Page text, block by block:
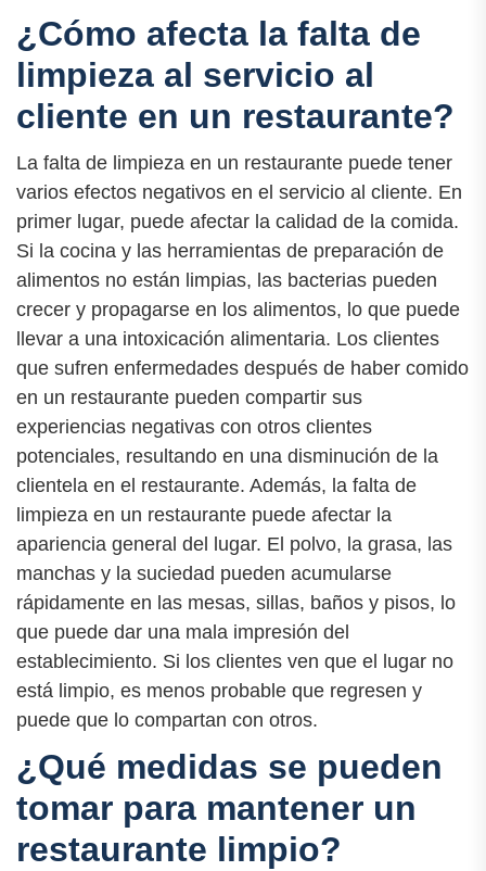
¿Cómo afecta la falta de
limpieza al servicio al
cliente en un restaurante?
La falta de limpieza en un restaurante puede tener
varios efectos negativos en el servicio al cliente. En
primer lugar, puede afectar la calidad de la comida.
Si la cocina y las herramientas de preparación de
alimentos no están limpias, las bacterias pueden
crecer y propagarse en los alimentos, lo que puede
llevar a una intoxicación alimentaria. Los clientes
que sufren enfermedades después de haber comido
en un restaurante pueden compartir sus
experiencias negativas con otros clientes
potenciales, resultando en una disminución de la
clientela en el restaurante. Además, la falta de
limpieza en un restaurante puede afectar la
apariencia general del lugar. El polvo, la grasa, las
manchas y la suciedad pueden acumularse
rápidamente en las mesas, sillas, baños y pisos, lo
que puede dar una mala impresión del
establecimiento. Si los clientes ven que el lugar no
está limpio, es menos probable que regresen y
puede que lo compartan con otros.
¿Qué medidas se pueden
tomar para mantener un
restaurante limpio?